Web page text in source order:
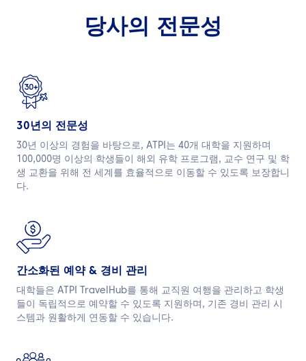
당사의 전문성
30년의 전문성
30년 이상의 경험을 바탕으로, ATPI는 40개 대학을 지원하며
100,000명 이상의 학생들이 해외 유학 프로그램, 교수 연구 및 학
생 교환을 위해 전 세계를 효율적으로 이동할 수 있도록 보장합니
다.
간소화된 예약 & 경비 관리
대학들은 ATPI TravelHub를 통해 교직원 여행을 관리하고 학생
들이 독립적으로 예약할 수 있도록 지원하며, 기존 경비 관리 시
스템과 원활하게 연동할 수 있습니다.